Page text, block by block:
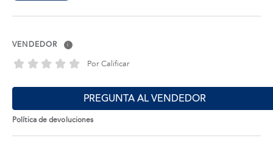
VENDEDOR i
Por Calificar
PREGUNTA AL VENDEDOR
Política de devoluciones